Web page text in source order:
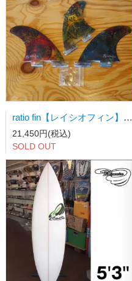
ratio fin【レイシオフィン】サーフボードフィン FCSⅡ用トライフィン Mサイズ タイダイ
21,450円(税込)
SOLD OUT